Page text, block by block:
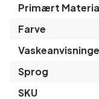
Primært
Farve
Sprog
SKU